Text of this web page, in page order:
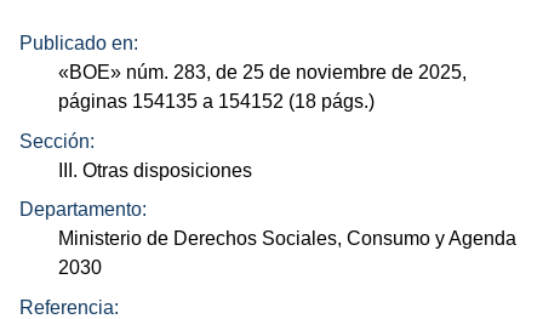
Publicado en:
«BOE» núm. 283, de 25 de noviembre de 2025,
páginas 154135 a 154152 (18 págs.)
Sección:
III. Otras disposiciones
Departamento:
Ministerio de Derechos Sociales, Consumo y Agenda
2030
Referencia: